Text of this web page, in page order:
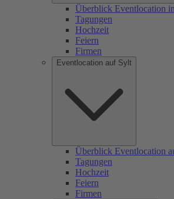
Überblick Eventlocation
Tagungen
Hochzeit
Feiern
Firmen
Eventlocation auf Sylt
Überblick Eventlocation
Tagungen
Hochzeit
Feiern
Firmen